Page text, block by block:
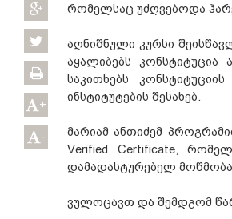
+
-
რომელსაც უძღვებოდა
აღნიშნული კურსი
აყალიბებს
საკითხებს
ინსტიტუტების შესახებ.
მარიამ ანთიძემ
Verified Certificate,
დამადასტურებელ
ვულოცავთ და შემდგომ